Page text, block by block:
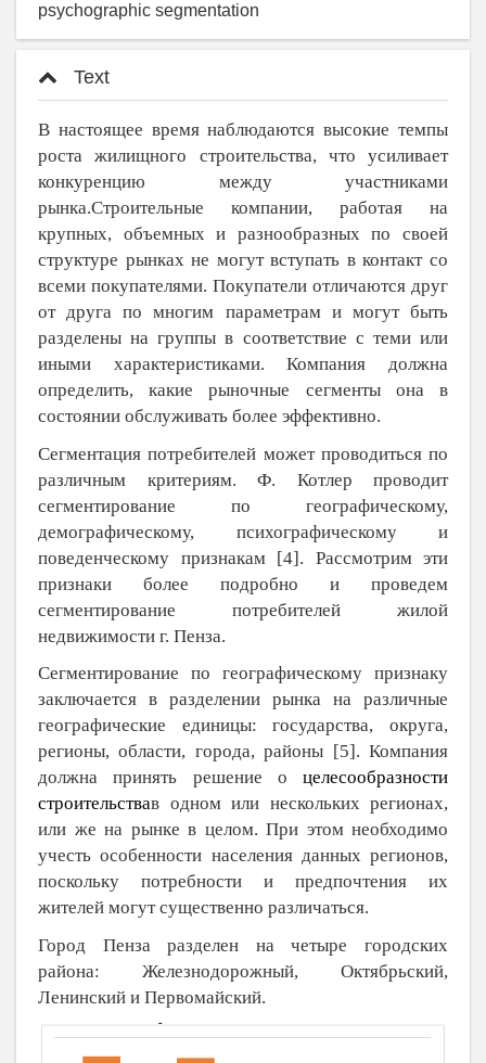
psychographic segmentation
Text
В настоящее время наблюдаются высокие темпы
роста жилищного строительства, что усиливает
конкуренцию между участниками
рынка.Строительные компании, работая на
крупных, объемных и разнообразных по своей
структуре рынках не могут вступать в контакт со
всеми покупателями. Покупатели отличаются друг
от друга по многим параметрам и могут быть
разделены на группы в соответствие с теми или
иными характеристиками. Компания должна
определить, какие рыночные сегменты она в
состоянии обслуживать более эффективно.
Сегментация потребителей может проводиться по
различным критериям. Ф. Котлер проводит
сегментирование по географическому,
демографическому, психографическому и
поведенческому признакам [4]. Рассмотрим эти
признаки более подробно и проведем
сегментирование потребителей жилой
недвижимости г. Пенза.
Сегментирование по географическому признаку
заключается в разделении рынка на различные
географические единицы: государства, округа,
регионы, области, города, районы [5]. Компания
должна принять решение о целесообразности
строительствав одном или нескольких регионах,
или же на рынке в целом. При этом необходимо
учесть особенности населения данных регионов,
поскольку потребности и предпочтения их
жителей могут существенно различаться.
Город Пенза разделен на четыре городских
района: Железнодорожный, Октябрьский,
Ленинский и Первомайский.